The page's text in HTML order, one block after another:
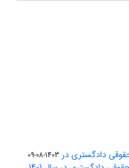
دادگستری در 1403-08-09